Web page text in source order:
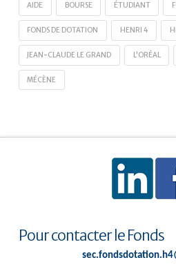
AIDE BOURSE ÉTUDIANT
FONDS DE DOTATION HENRI 4
JEAN-CLAUDE LE GRAND L'ORÉAL
MÉCÈNE
Pour contacter le Fonds